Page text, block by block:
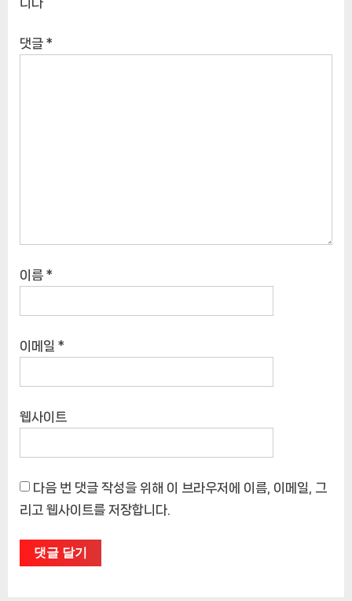
댓글 *
이름 *
이메일 *
웹사이트
다음 번 댓글 작성을 위해 이 브라우저에 이름, 이메일, 그
리고 웹사이트를 저장합니다.